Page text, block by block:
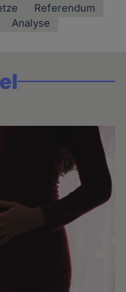
Referendum
Analyse